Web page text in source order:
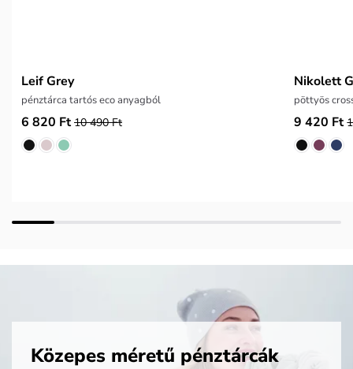
Leif Grey
pénztárca tartós eco anyagból
6 820 Ft 10 490 Ft
Nikolett
pöttyös
9 420 Ft
Közepes méretű pénztárcák